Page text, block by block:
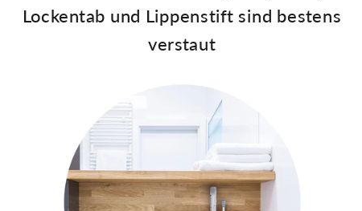
Lockentab und Lippenstift sind bestens
verstaut